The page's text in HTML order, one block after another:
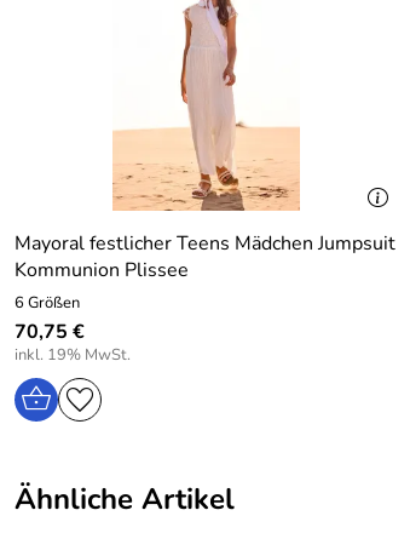
Alles prima
Kaufdatum: 29.02.2024
Bewertungsdatum: 18.03.2024
Mayoral festlicher Teens Mädchen Jumpsuit
Kommunion Plissee
6 Größen
70,75 €
inkl. 19% MwSt.
Ähnliche Artikel